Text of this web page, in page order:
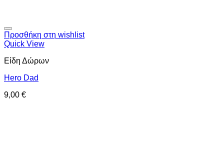
Προσθήκη στη wishlist
Quick View
Είδη Δώρων
Hero Dad
9,00 €